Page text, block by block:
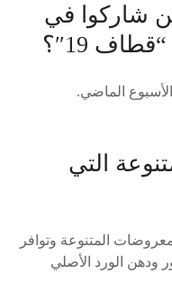
شاركوا في
19″؟
الماضي.
التي
المتنوعة وتوافر
ودهن الورد الأصلي